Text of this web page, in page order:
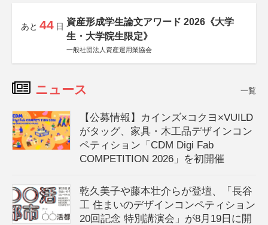
あと 44 日 資産形成学生論文アワード 2026《大学
生・大学院生限定》
一般社団法人資産運用業協会
ニュース 一覧
【公募情報】カインズ×コクヨ×VUILD
がタッグ、家具・木工品デザインコン
ペティション「CDM Digi Fab
COMPETITION 2026」を初開催
乾久美子や藤本壮介らが登壇、「長谷
工 住まいのデザインコンペティション
20回記念 特別講演会」が8月19日に開